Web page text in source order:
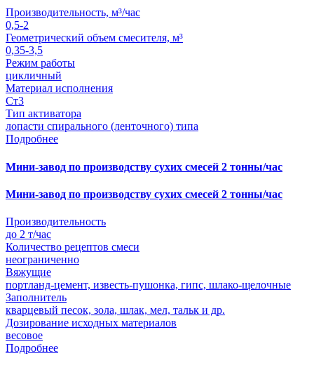
Производительность, м³/час
0,5-2
Геометрический объем смесителя, м³
0,35-3,5
Режим работы
цикличный
Материал исполнения
Ст3
Тип активатора
лопасти спирального (ленточного) типа
Подробнее
Мини-завод по производству сухих смесей 2 тонны/час
Мини-завод по производству сухих смесей 2 тонны/час
Производительность
до 2 т/час
Количество рецептов смеси
неограниченно
Вяжущие
портланд-цемент, известь-пушонка, гипс, шлако-щелочные
Заполнитель
кварцевый песок, зола, шлак, мел, тальк и др.
Дозирование исходных материалов
весовое
Подробнее